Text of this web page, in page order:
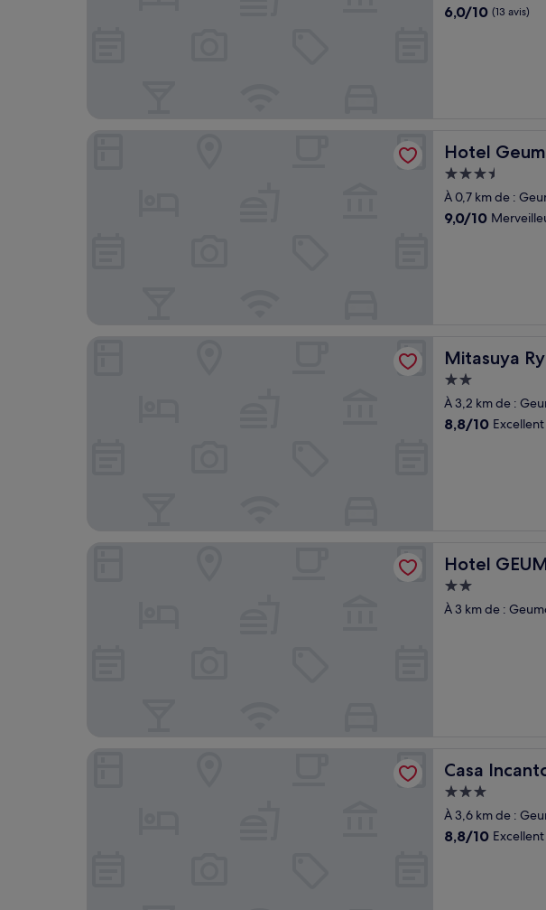
6.0
6,0/10 (13 avis)
Hotel
Hotel
Hébergement
3.5 étoiles
À 0,7 km de :
9.0
9,0/10
Mitasuya
Mitasuya
Hébergement
2.0 étoiles
À 3,2 km de :
8.8
8,8/10 Excellent
Mitasuya Ryokan Hotel Gumi Wonpyeong Branch
Hotel
Hotel GEUMO
Hébergement
2.0 étoiles
À 3 km de :
Casa
Casa Incanto
Hébergement
3.0 étoiles
À 3,6 km de :
8.8
8,8/10 Excellent